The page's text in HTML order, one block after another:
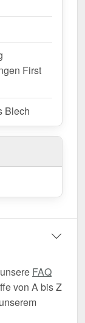
First
Blech
FAQ
von A bis Z